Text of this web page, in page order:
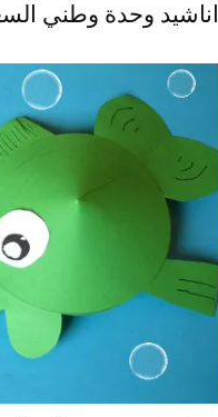
اناشيد وحدة وطني